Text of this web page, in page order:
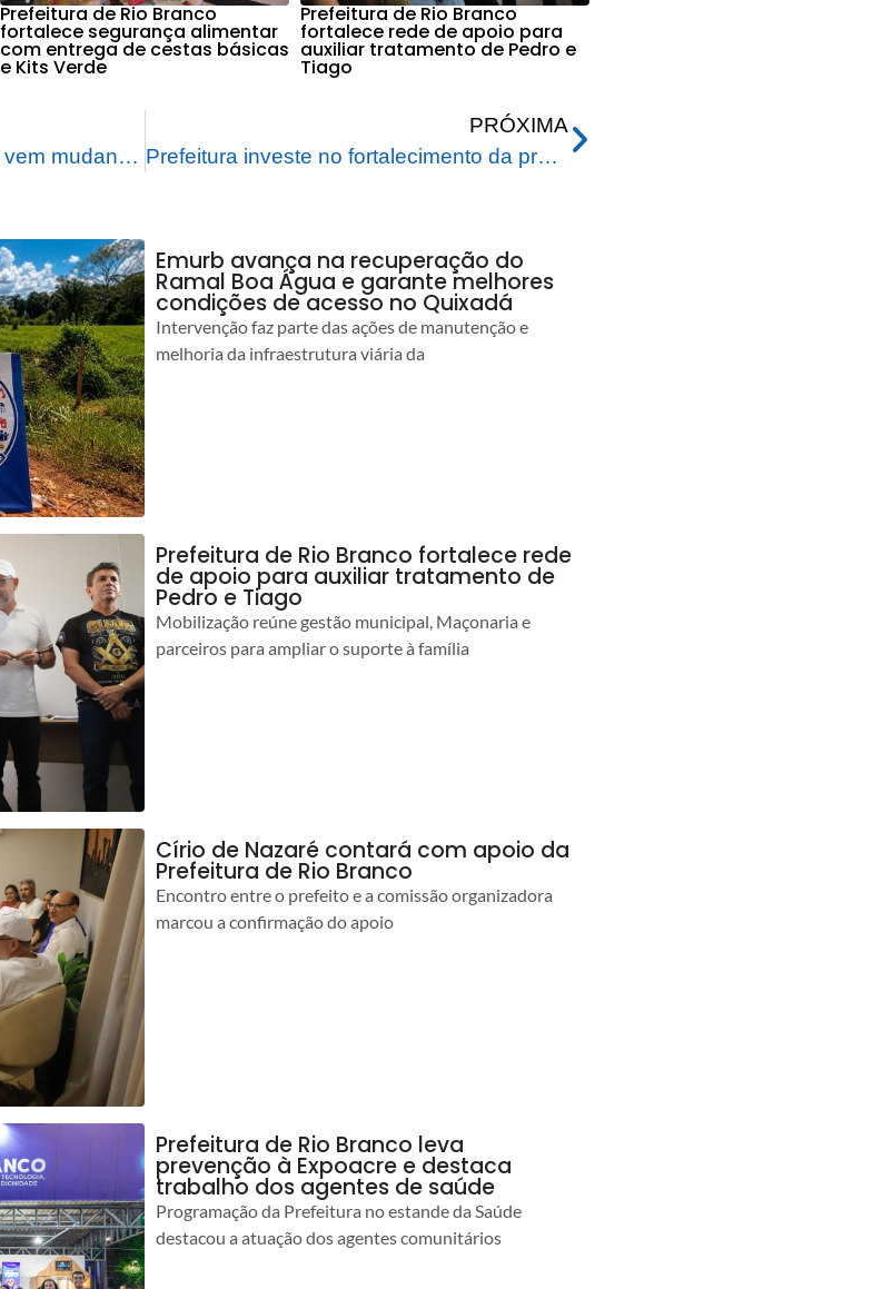
Prefeitura de Rio Branco
fortalece segurança alimentar
com entrega de cestas básicas
e Kits Verde
Prefeitura de Rio Branco
fortalece rede de apoio para
auxiliar tratamento de Pedro e
Tiago
Método Israelense de ensino vem mudando a forma de aprendizado na rede pública de educação
PRÓXIMA
Prefeitura investe no fortalecimento da produção da agricultura familiar e garante alimento para entidades carentes
Emurb avança na recuperação do
Ramal Boa Água e garante melhores
condições de acesso no Quixadá
Intervenção faz parte das ações de manutenção e
melhoria da infraestrutura viária da
Prefeitura de Rio Branco fortalece rede
de apoio para auxiliar tratamento de
Pedro e Tiago
Mobilização reúne gestão municipal, Maçonaria e
parceiros para ampliar o suporte à família
Círio de Nazaré contará com apoio da
Prefeitura de Rio Branco
Encontro entre o prefeito e a comissão organizadora
marcou a confirmação do apoio
Prefeitura de Rio Branco leva
prevenção à Expoacre e destaca
trabalho dos agentes de saúde
Programação da Prefeitura no estande da Saúde
destacou a atuação dos agentes comunitários